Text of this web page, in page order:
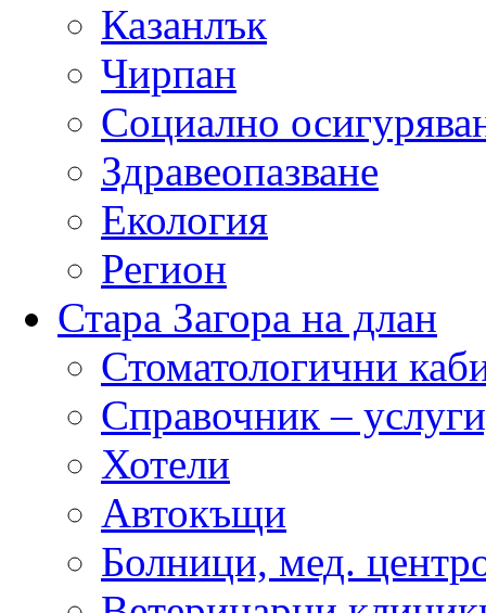
Казанлък
Чирпан
Социално
Здравеопазване
Екология
Регион
Стара Загора на длан
Стоматологични
Справочник –
Хотели
Автокъщи
Болници, мед.